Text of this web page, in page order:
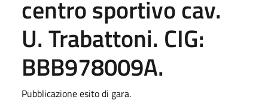
centro sportivo cav.
U. Trabattoni. CIG:
BBB978009A.
Pubblicazione esito di gara.